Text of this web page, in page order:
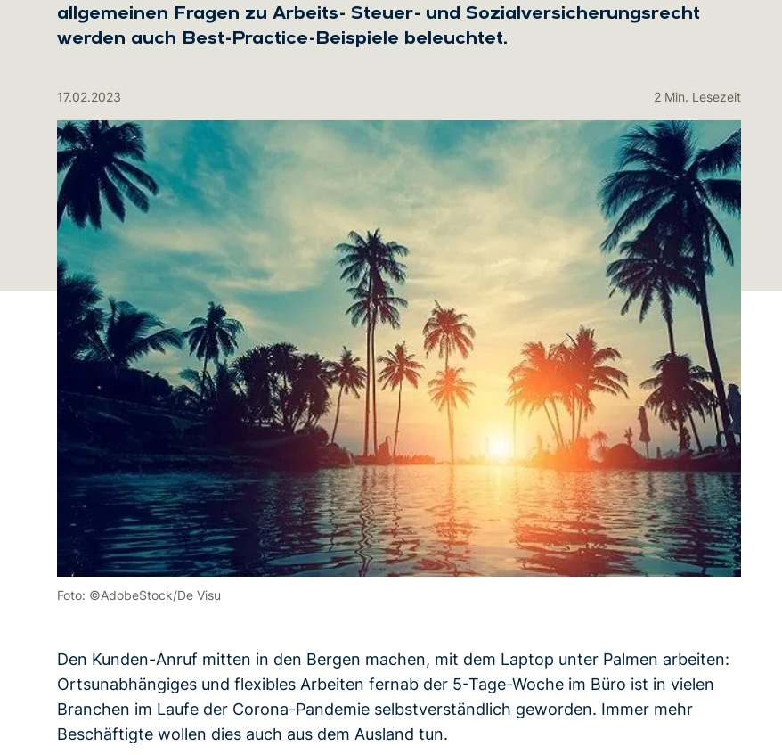
allgemeinen Fragen zu Arbeits- Steuer- und Sozialversicherungsrecht
werden auch Best-Practice-Beispiele beleuchtet.
17.02.2023 2 Min. Lesezeit
Foto: ©AdobeStock/De Visu
Den Kunden-Anruf mitten in den Bergen machen, mit dem Laptop unter Palmen arbeiten:
Ortsunabhängiges und flexibles Arbeiten fernab der 5-Tage-Woche im Büro ist in vielen
Branchen im Laufe der Corona-Pandemie selbstverständlich geworden. Immer mehr
Beschäftigte wollen dies auch aus dem Ausland tun.